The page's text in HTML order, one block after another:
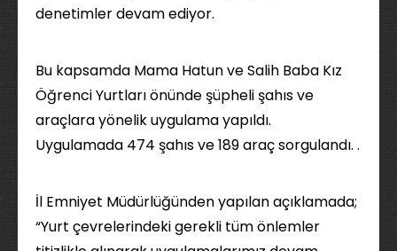
denetimler devam ediyor.
Bu kapsamda Mama Hatun ve Salih Baba Kız
Öğrenci Yurtları önünde şüpheli şahıs ve
araçlara yönelik uygulama yapıldı.
Uygulamada 474 şahıs ve 189 araç sorgulandı. .
İl Emniyet Müdürlüğünden yapılan açıklamada;
“Yurt çevrelerindeki gerekli tüm önlemler